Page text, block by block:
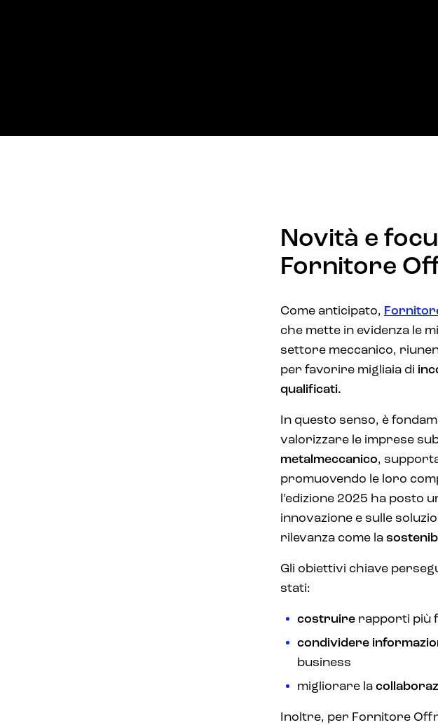
Novità e
Fornitore
Come anticipato,
che mette in evidenza le
settore meccanico,
per favorire migliaia di
qualificati.
In questo senso, è
valorizzare le imprese
metalmeccanico,
promuovendo le loro
l’edizione 2025 ha posto
innovazione e sulle
rilevanza come la
Gli obiettivi chiave
stati:
costruire rapporti più
condividere
business
migliorare la
Inoltre, per Fornitore